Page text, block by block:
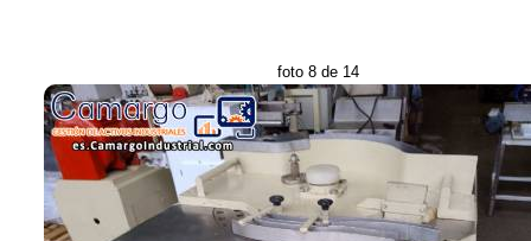
foto 8 de 14